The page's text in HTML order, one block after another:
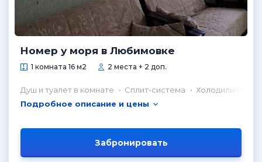
Номер у моря в Любимовке
1 комната 16 м2 2 места + 2 доп.
Душ и туалет в комнате Сплит-система
Холодильник в
Подробное описание и цены
Забронировать